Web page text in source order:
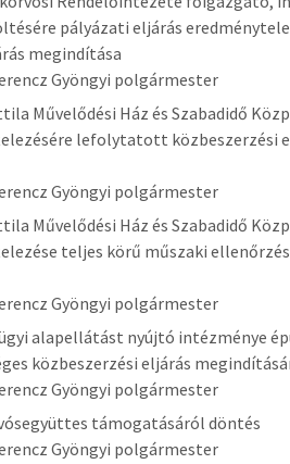
pályázati eljárás
megindítása
Gyöngyi polgármester
Művelődési Ház és Szabadidő
lefolytatott közbeszerzési
Gyöngyi polgármester
Művelődési Ház és Szabadidő
teljes körű műszaki
Gyöngyi polgármester
alapellátást nyújtó intézménye
közbeszerzési eljárás
Gyöngyi polgármester
támogatásáról döntés
Gyöngyi polgármester